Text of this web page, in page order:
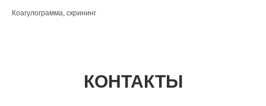
Коагулограмма, скрининг
КОНТАКТЫ